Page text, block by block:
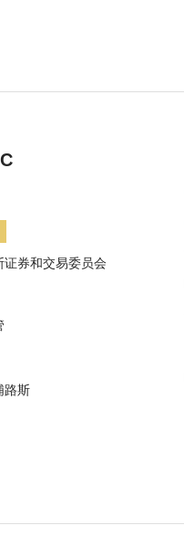
证券和交易委员会
路斯